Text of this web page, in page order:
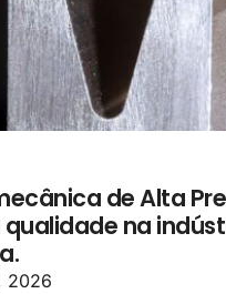
de Alta
na
2026